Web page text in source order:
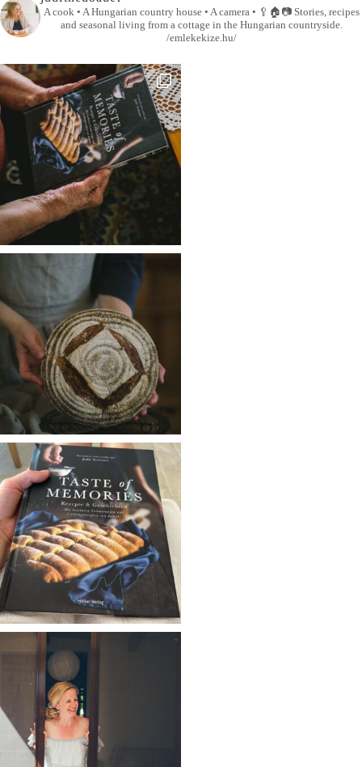
A cook • A Hungarian country house • A camera • 🥄🏠📷Stories, recipes
and seasonal living from a cottage in the Hungarian countryside.
/emlekekize.hu/